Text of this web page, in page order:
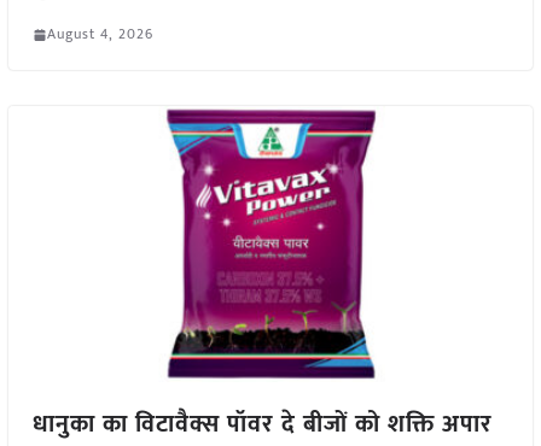
August 4, 2026
धानुका का विटावैक्स पॉवर दे बीजों को शक्ति अपार